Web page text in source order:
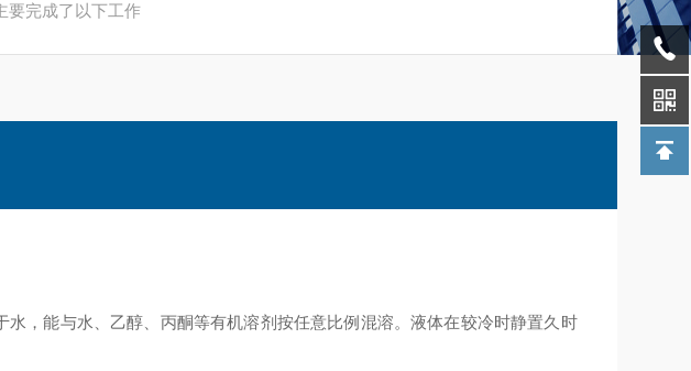
要完成了以下工作
能与水、乙醇、丙酮等有机溶剂按任意比例混溶。液体在较冷时静置久时